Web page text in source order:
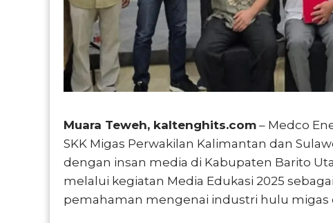
Muara Teweh, kaltenghits.com – Medco
SKK Migas Perwakilan Kalimantan dan
dengan insan media di Kabupaten Barito
melalui kegiatan Media Edukasi 2025
pemahaman mengenai industri hulu migas